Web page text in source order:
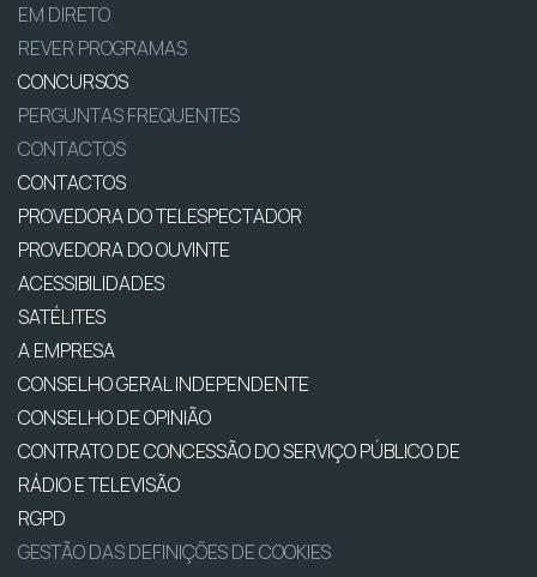
EM DIRETO
REVER PROGRAMAS
CONCURSOS
PERGUNTAS FREQUENTES
CONTACTOS
CONTACTOS
PROVEDORA DO TELESPECTADOR
PROVEDORA DO OUVINTE
ACESSIBILIDADES
SATÉLITES
A EMPRESA
CONSELHO GERAL INDEPENDENTE
CONSELHO DE OPINIÃO
CONTRATO DE CONCESSÃO DO SERVIÇO PÚBLICO DE
RÁDIO E TELEVISÃO
RGPD
GESTÃO DAS DEFINIÇÕES DE COOKIES